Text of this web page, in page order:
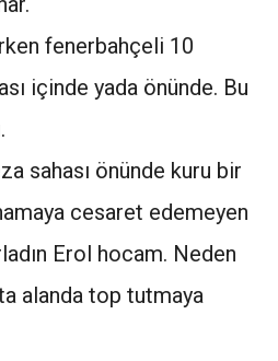
fenerbahçeli 10
içinde yada önünde. Bu
sahası önünde kuru bir
cesaret edemeyen
Erol hocam. Neden
alanda top tutmaya